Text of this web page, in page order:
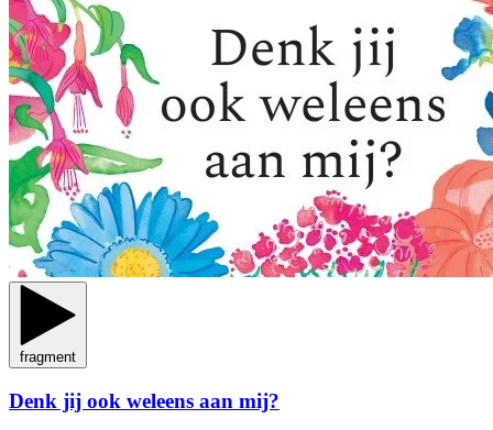
fragment
Denk jij ook weleens aan mij?